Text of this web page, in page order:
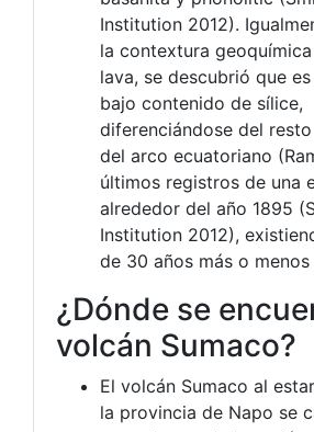
Institution 2012).
la contextura
lava, se descubrió que
bajo contenido de sílice,
diferenciándose del
del arco ecuatoriano
últimos registros de una
alrededor del año 1895
Institution 2012),
de 30 años más o menos
¿Dónde se
volcán Sumaco?
El volcán Sumaco al
la provincia de Napo se